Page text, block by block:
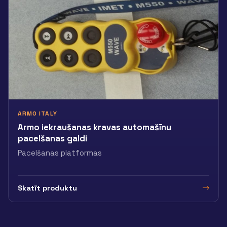
ARMO ITALY
Armo iekraušanas kravas automašīnu
pacelšanas galdi
Pacelšanas platformas
Skatīt produktu